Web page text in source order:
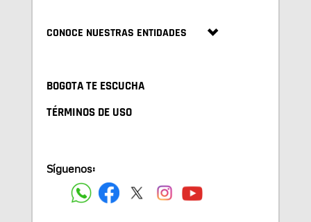
CONOCE NUESTRAS ENTIDADES
BOGOTA TE ESCUCHA
TÉRMINOS DE USO
Síguenos: